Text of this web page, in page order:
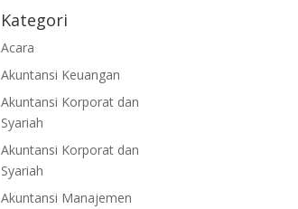
Kategori
Acara
Akuntansi Keuangan
Akuntansi Korporat dan
Syariah
Akuntansi Korporat dan
Syariah
Akuntansi Manajemen